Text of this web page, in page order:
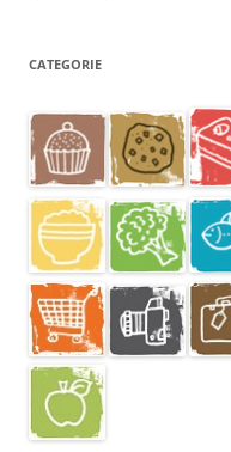
CATEGORIE